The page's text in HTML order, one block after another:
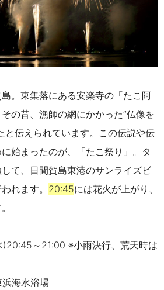
。東集落にある安楽寺の「たこ阿
の昔、漁師の網にかかった“仏像を
と伝えられています。この伝説や伝
始まったのが、「たこ祭り」。タ
て、日間賀島東港のサンライズビ
れます。 20:45には花火が上がり、
～21:00 ※小雨決行、荒天時は
海水浴場